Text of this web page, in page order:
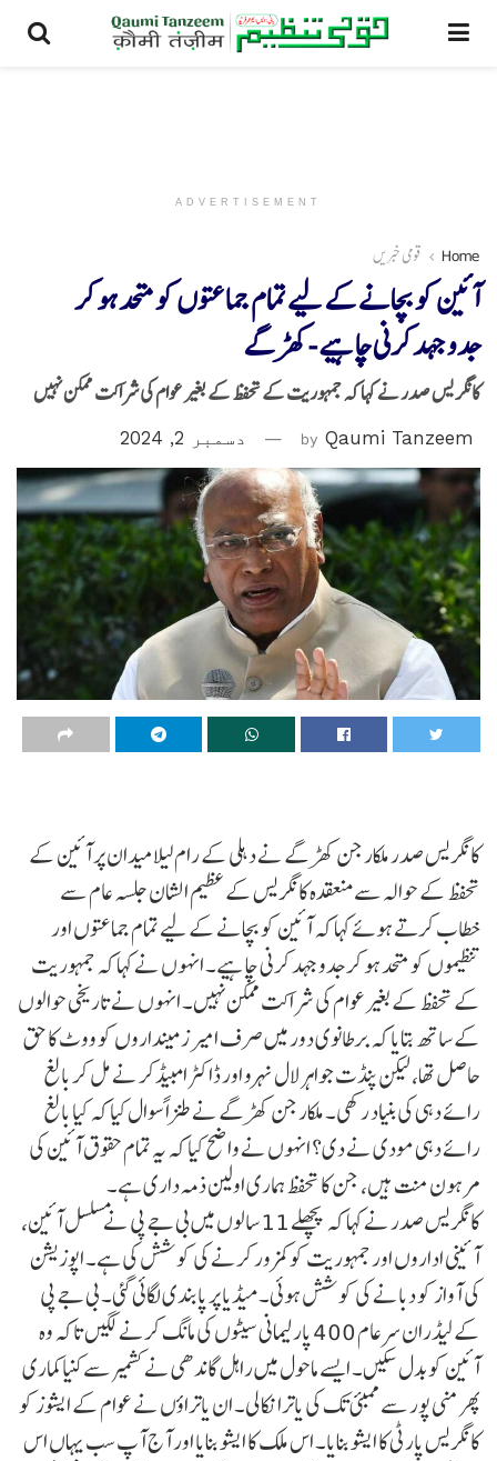
ADVERTISEMENT
Home قومی خبریں
آئین کو بچانے کے لیے تمام جماعتوں کو متحد ہو کر
جدوجہد کرنی چاہیے -کھڑگے
کانگریس صدر نے کہا کہ جمہوریت کے تحفظ کے بغیر عوام کی شراکت ممکن نہیں
by Qaumi Tanzeem دسمبر 2, 2024
کانگریس صدر ملکارجن کھڑگے نے دہلی کے رام لیلا میدان پر آئین کے
تحفظ کے حوالہ سے منعقدہ کانگریس کے عظیم الشان جلسہ عام سے
خطاب کرتے ہوئے کہا کہ آئین کو بچانے کے لیے تمام جماعتوں اور
تنظیموں کو متحد ہو کر جدوجہد کرنی چاہیے۔ انہوں نے کہا کہ جمہوریت
کے تحفظ کے بغیر عوام کی شراکت ممکن نہیں۔ انہوں نے تاریخی حوالوں
کے ساتھ بتایا کہ برطانوی دور میں صرف امیر زمینداروں کو ووٹ کا حق
حاصل تھا، لیکن پنڈت جواہر لال نہرو اور ڈاکٹر امبیڈکر نے مل کر بالغ
رائے دہی کی بنیاد رکھی۔ ملکارجن کھڑگے نے طنزاً سوال کیا کہ کیا بالغ
رائے دہی مودی نے دی؟ انہوں نے واضح کیا کہ یہ تمام حقوق آئین کی
مرہون منت ہیں، جن کا تحفظ ہماری اولین ذمہ داری ہے۔
کانگریس صدر نے کہا کہ پچھلے 11 سالوں میں بی جے پی نے مسلسل آئین،
آئینی اداروں اور جمہوریت کو کمزور کرنے کی کوشش کی ہے۔ اپوزیشن
کی آواز کو دبانے کی کوشش ہوئی۔ میڈیا پر پابندی لگائی گئی۔ بی جے پی
کے لیڈران سرعام 400 پارلیمانی سیٹوں کی مانگ کرنے لگیں تاکہ وہ
آئین کو بدل سکیں۔ ایسے ماحول میں راہل گاندھی نے کشمیر سے کنیاکماری
پھر منی پور سے ممبئی تک کی یاترا نکالی۔ ان یاتراؤں نے عوام کے ایشوز کو
کانگریس پارٹی کا ایشو بنایا۔ اس ملک کا ایشو بنایا اور آج آپ سب یہاں اس